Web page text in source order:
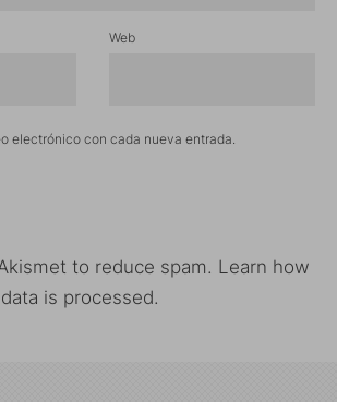
Web
electrónico con cada nueva entrada.
to reduce spam. Learn how
is processed.